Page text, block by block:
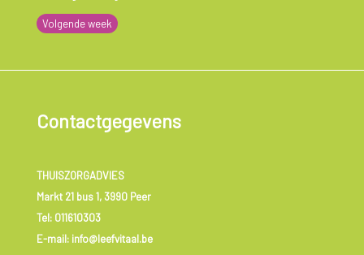
Volgende week
Contactgegevens
THUISZORGADVIES
Markt 21 bus 1, 3990 Peer
Tel: 011610303
E-mail: info@leefvitaal.be